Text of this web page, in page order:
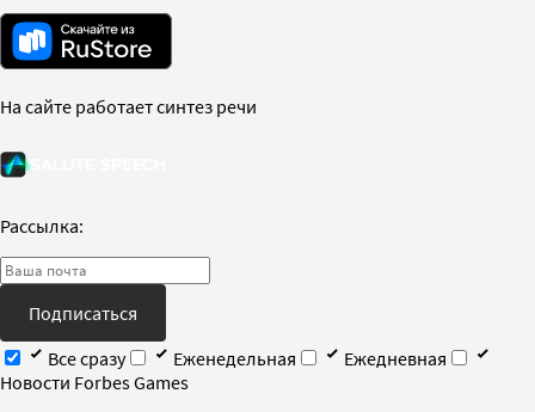
На сайте работает синтез речи
Рассылка:
Подписаться
Все сразу
Еженедельная
Ежедневная
Новости Forbes Games